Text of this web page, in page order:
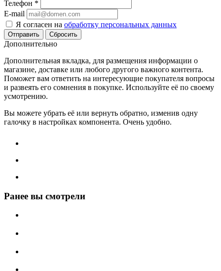
Телефон *
E-mail
Я согласен на обработку персональных данных
Сбросить
Дополнительно
Дополнительная вкладка, для размещения информации о
магазине, доставке или любого другого важного контента.
Поможет вам ответить на интересующие покупателя вопросы
и развеять его сомнения в покупке. Используйте её по своему
усмотрению.
Вы можете убрать её или вернуть обратно, изменив одну
галочку в настройках компонента. Очень удобно.
Ранее вы смотрели